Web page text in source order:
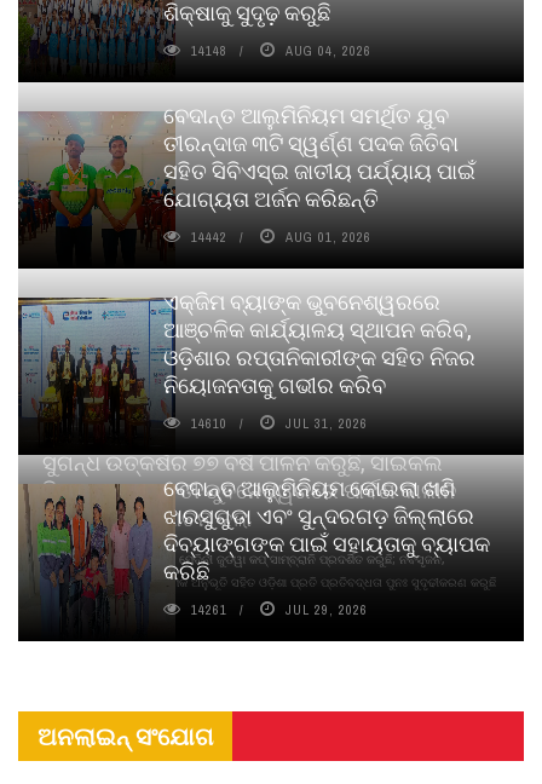
ସୁଗନ୍ଧ ଉତ୍କର୍ଷର ୭୭ ବର୍ଷ ପାଳନ କରୁଛି, ସାଇକଲ
ପିୟୋର୍‌ ଅଗରବତୀ ଭୁବନେଶ୍ୱରରେ ପାର୍ବଣ କାଳୀନ
ନବସୃଜନ ଉନ୍ମୋଚନ କଲା
ବାଉଁଶ ବିହୀନ କଠିନ ଧୂପ ଏବଂ ମେଦିନୀ ଜୁଡୱା କପ୍‌ ସାମ୍ବ୍ରାନି ପ୍ରଦର୍ଶିତ କରୁଛି; ନବସୃଜନ,
ଦୀର୍ଘସ୍ଥାୟିତା ଏବଂ ଆଧ୍ୟାତ୍ମିକ ଅନୁଭୂତି ସହିତ ଓଡ଼ିଶା ପ୍ରତି ପ୍ରତିବଦ୍ଧତା ପୁନଃ ସୁଦୃଢୀକରଣ କରୁଛି
ଶିକ୍ଷାକୁ ସୁଦୃଢ଼ କରୁଛି
14148 AUG 04, 2026
ବେଦାନ୍ତ ଆଲୁମିନିୟମ ସମର୍ଥିତ ଯୁବ
ତୀରନ୍ଦାଜ ୩ଟି ସ୍ୱର୍ଣ୍ଣ ପଦକ ଜିତିବା
ସହିତ ସିବିଏସ୍ଇ ଜାତୀୟ ପର୍ଯ୍ୟାୟ ପାଇଁ
ଯୋଗ୍ୟତା ଅର୍ଜନ କରିଛନ୍ତି
14442 AUG 01, 2026
ଏକ୍ଜିମ ବ୍ୟାଙ୍କ ଭୁବନେଶ୍ୱରରେ
ଆଞ୍ଚଳିକ କାର୍ଯ୍ୟାଳୟ ସ୍ଥାପନ କରିବ,
ଓଡ଼ିଶାର ରପ୍ତାନିକାରୀଙ୍କ ସହିତ ନିଜର
ନିୟୋଜନତାକୁ ଗଭୀର କରିବ
14610 JUL 31, 2026
ବେଦାନ୍ତ ଆଲୁମିନିୟମ କୋଇଲା ଖଣି
ଝାରସୁଗୁଡା ଏବଂ ସୁନ୍ଦରଗଡ଼ ଜିଲ୍ଲାରେ
ଦିବ୍ୟାଙ୍ଗଙ୍କ ପାଇଁ ସହାୟତାକୁ ବ୍ୟାପକ
କରିଛି
14261 JUL 29, 2026
ଅନଲାଇନ୍ ସଂଯୋଗ